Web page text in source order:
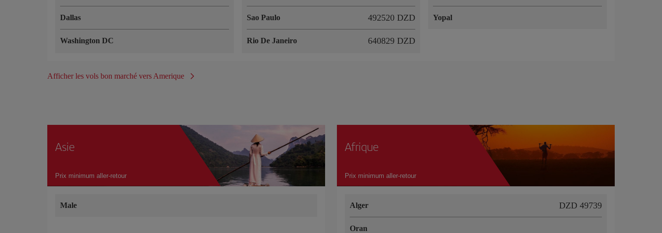
Dallas
Washington DC
Sao Paulo 492520 DZD
Rio De Janeiro 640829 DZD
Yopal
Afficher les vols bon marché vers Amerique
Asie
Prix minimum aller-retour
Male
Afrique
Prix minimum aller-retour
Alger DZD 49739
Oran